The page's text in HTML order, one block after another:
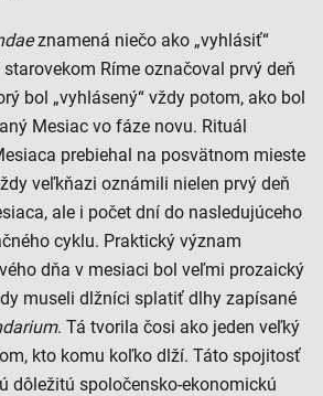
znamená niečo ako „vyhlásiť“
starovekom Ríme označoval prvý deň
bol „vyhlásený“ vždy potom, ako bol
Mesiac vo fáze novu. Rituál
prebiehal na posvätnom mieste
veľkňazi oznámili nielen prvý deň
ale i počet dní do nasledujúceho
cyklu. Praktický význam
dňa v mesiaci bol veľmi prozaický
museli dlžníci splatiť dlhy zapísané
. Tá tvorila čosi ako jeden veľký
kto komu koľko dlží. Táto spojitosť
dôležitú spoločensko-ekonomickú